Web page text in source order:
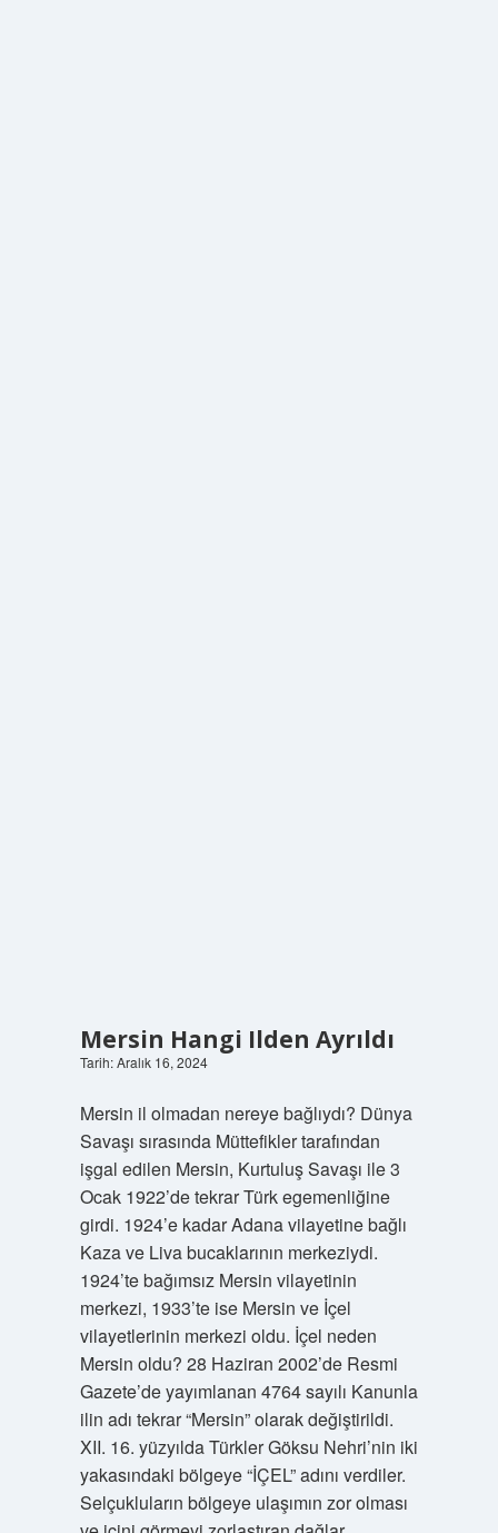
Mersin Hangi Ilden Ayrıldı
Tarih: Aralık 16, 2024
Mersin il olmadan nereye bağlıydı? Dünya
Savaşı sırasında Müttefikler tarafından
işgal edilen Mersin, Kurtuluş Savaşı ile 3
Ocak 1922’de tekrar Türk egemenliğine
girdi. 1924’e kadar Adana vilayetine bağlı
Kaza ve Liva bucaklarının merkeziydi.
1924’te bağımsız Mersin vilayetinin
merkezi, 1933’te ise Mersin ve İçel
vilayetlerinin merkezi oldu. İçel neden
Mersin oldu? 28 Haziran 2002’de Resmi
Gazete’de yayımlanan 4764 sayılı Kanunla
ilin adı tekrar “Mersin” olarak değiştirildi.
XII. 16. yüzyılda Türkler Göksu Nehri’nin iki
yakasındaki bölgeye “İÇEL” adını verdiler.
Selçukluların bölgeye ulaşımın zor olması